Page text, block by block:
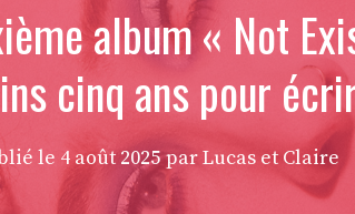
album « Not
cinq ans pour
le 4 août 2025 par Lucas et Claire